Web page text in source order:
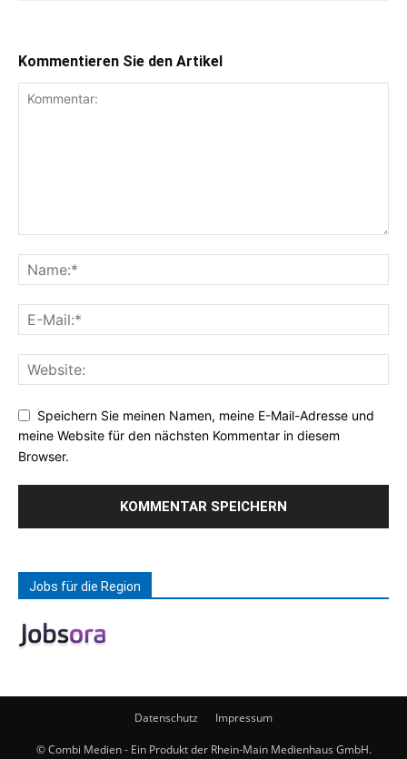
Kommentieren Sie den Artikel
Speichern Sie meinen Namen, meine E-Mail-Adresse und
meine Website für den nächsten Kommentar in diesem
Browser.
Jobs für die Region
Datenschutz Impressum
© Combi Medien - Ein Produkt der Rhein-Main Medienhaus GmbH.